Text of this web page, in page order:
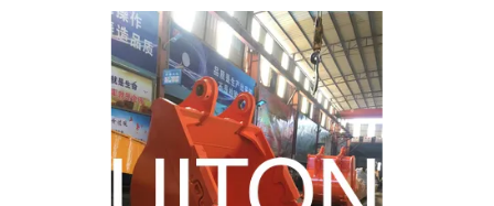
SITEMAP
PRIVACYBELEID